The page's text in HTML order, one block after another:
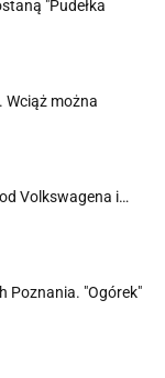
"Pudełka
Wciąż można
Volkswagena i…
Poznania. "Ogórek"